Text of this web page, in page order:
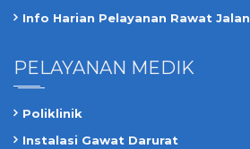
Info Harian Pelayanan Rawat Jalan
PELAYANAN MEDIK
Poliklinik
Instalasi Gawat Darurat